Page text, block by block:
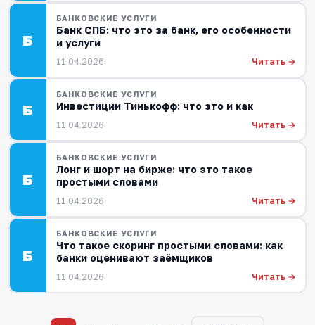
Б
БАНКОВСКИЕ УСЛУГИ
Банк СПБ: что это за банк, его особенности
и услуги
11.04.2026 Читать →
Б
БАНКОВСКИЕ УСЛУГИ
Инвестиции Тинькофф: что это и как
11.04.2026 Читать →
Б
БАНКОВСКИЕ УСЛУГИ
Лонг и шорт на бирже: что это такое
простыми словами
11.04.2026 Читать →
Б
БАНКОВСКИЕ УСЛУГИ
Что такое скоринг простыми словами: как
банки оценивают заёмщиков
11.04.2026 Читать →